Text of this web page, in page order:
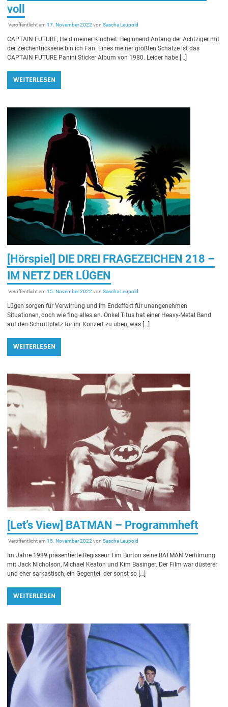
voll
Veröffentlicht am17. November 2022 vonSascha Leupold
CAPTAIN FUTURE, Held meiner Kindheit. Beginnend Anfang der Achtziger mit
der Zeichentrickserie bin ich Fan. Eines meiner größten Schätze ist das
CAPTAIN FUTURE Panini Sticker Album von 1980. Leider habe […]
WEITERLESEN
[Hörspiel] DIE DREI FRAGEZEICHEN 218 –
IM NETZ DER LÜGEN
Veröffentlicht am15. November 2022 vonSascha Leupold
Lügen sorgen für Verwirrung und im Endeffekt für unangenehmen
Situationen, doch wie fing alles an. Onkel Titus hat einer Heavy-Metal Band
auf den Schrottplatz für ihr Konzert zu üben, was […]
WEITERLESEN
[Let’s View] BATMAN – Programmheft
Veröffentlicht am15. November 2022vonSascha Leupold
Im Jahre 1989 präsentierte Regisseur Tim Burton seine BATMAN Verfilmung
mit Jack Nicholson, Michael Keaton und Kim Basinger. Der Film war düsterer
und eher sarkastisch, ein Gegenteil der sonst so […]
WEITERLESEN